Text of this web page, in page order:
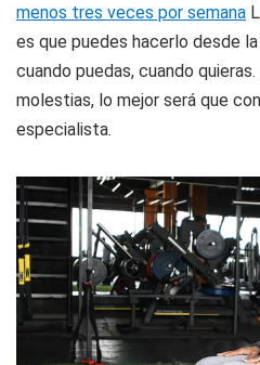
menos tres veces por semana
es que puedes hacerlo desde
cuando puedas, cuando
molestias, lo mejor será que
especialista.